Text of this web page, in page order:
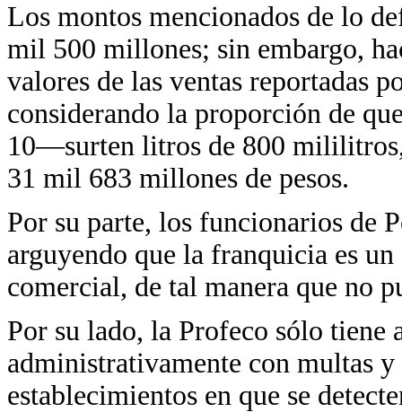
Los montos mencionados de lo
mil 500 millones; sin embargo,
valores de las ventas reportadas
considerando la proporción de
10—surten litros de 800
31 mil 683 millones de pesos.
Por su parte, los funcionarios de
arguyendo que la franquicia es
comercial, de tal manera que no
Por su lado, la Profeco sólo tiene
administrativamente con multas y
establecimientos en que se